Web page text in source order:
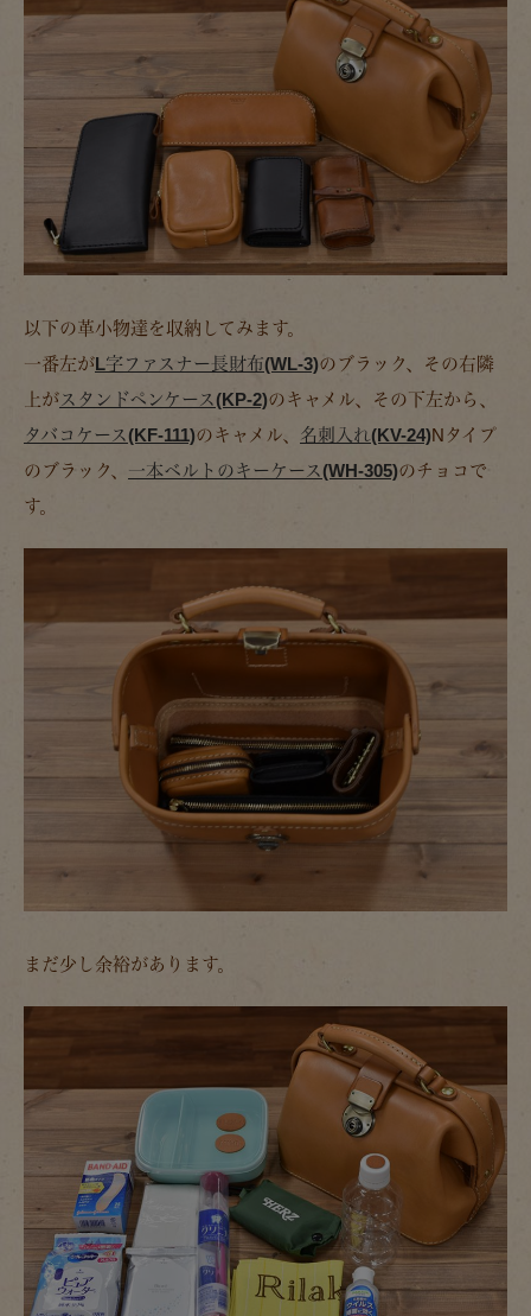
以下の革小物達を収納してみます。
一番左がL字ファスナー長財布(WL-3)のブラック、その右隣
上がスタンドペンケース(KP-2)のキャメル、その下左から、
タバコケース(KF-111)のキャメル、 名刺入れ(KV-24)Nタイプ
のブラック、 一本ベルトのキーケース(WH-305)のチョコで
す。
まだ少し余裕があります。